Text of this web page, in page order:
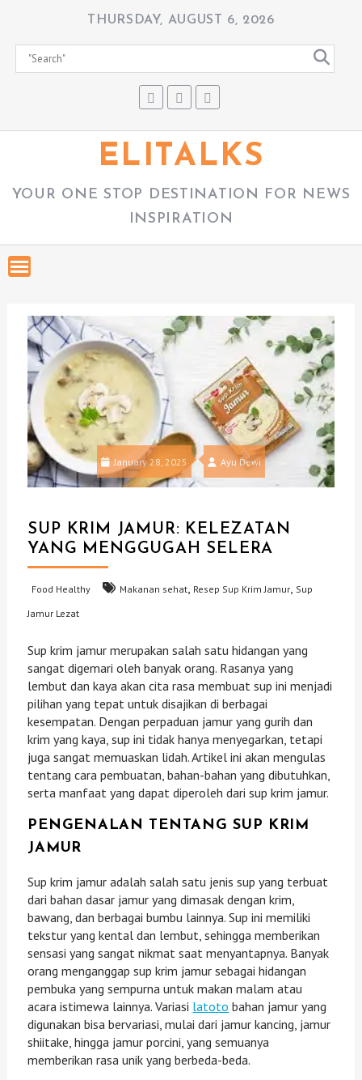
THURSDAY, AUGUST 6, 2026
ELITALKS
YOUR ONE STOP DESTINATION FOR NEWS
INSPIRATION
January 28, 2025 Ayu Dewi
SUP KRIM JAMUR: KELEZATAN
YANG MENGGUGAH SELERA
Food Healthy Makanan sehat, Resep Sup Krim Jamur, Sup
Jamur Lezat
Sup krim jamur merupakan salah satu hidangan yang
sangat digemari oleh banyak orang. Rasanya yang
lembut dan kaya akan cita rasa membuat sup ini menjadi
pilihan yang tepat untuk disajikan di berbagai
kesempatan. Dengan perpaduan jamur yang gurih dan
krim yang kaya, sup ini tidak hanya menyegarkan, tetapi
juga sangat memuaskan lidah. Artikel ini akan mengulas
tentang cara pembuatan, bahan-bahan yang dibutuhkan,
serta manfaat yang dapat diperoleh dari sup krim jamur.
PENGENALAN TENTANG SUP KRIM
JAMUR
Sup krim jamur adalah salah satu jenis sup yang terbuat
dari bahan dasar jamur yang dimasak dengan krim,
bawang, dan berbagai bumbu lainnya. Sup ini memiliki
tekstur yang kental dan lembut, sehingga memberikan
sensasi yang sangat nikmat saat menyantapnya. Banyak
orang menganggap sup krim jamur sebagai hidangan
pembuka yang sempurna untuk makan malam atau
acara istimewa lainnya. Variasi latoto bahan jamur yang
digunakan bisa bervariasi, mulai dari jamur kancing, jamur
shiitake, hingga jamur porcini, yang semuanya
memberikan rasa unik yang berbeda-beda.